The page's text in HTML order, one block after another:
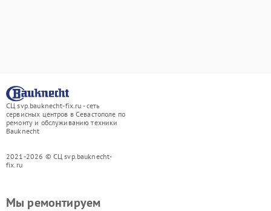
СЦ svp.bauknecht-fix.ru - сеть
сервисных центров в Севастополе по
ремонту и обслуживанию техники
Bauknecht
2021-2026 © СЦ svp.bauknecht-
fix.ru
Мы ремонтируем